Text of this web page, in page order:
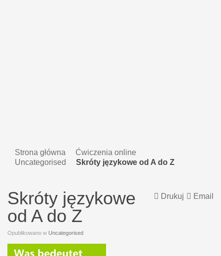
Strona główna
Ćwiczenia online
Uncategorised
Skróty językowe od A do Z
Email
Drukuj
Skróty językowe
od A do Z
Opublikowano w Uncategorised